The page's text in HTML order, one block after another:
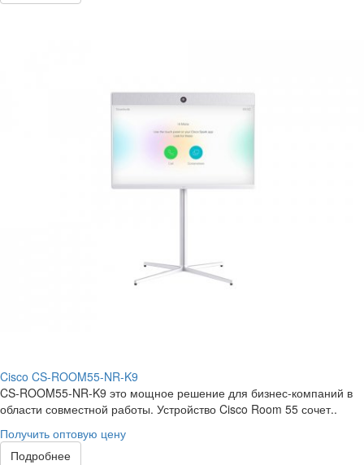
Cisco CS-ROOM55-NR-K9
CS-ROOM55-NR-K9 это мощное решение для бизнес-компаний в
области совместной работы. Устройство Cisco Room 55 сочет..
Получить оптовую цену
Подробнее